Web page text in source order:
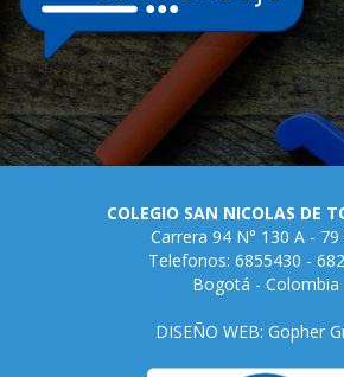
COLEGIO SAN NICOLAS DE
Carrera 94 N° 130 A - 79
Telefonos: 6855430 -
Bogotá - Colombia
DISEÑO WEB: Gopher